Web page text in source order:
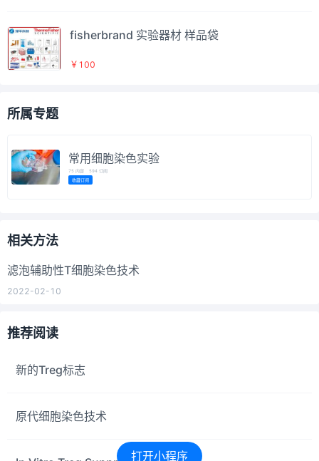
fisherbrand 实验器材 样品袋
￥100
所属专题
常用细胞染色实验
75 内容 594 订阅
收藏订阅
相关方法
滤泡辅助性T细胞染色技术
2022-02-10
推荐阅读
新的Treg标志
原代细胞染色技术
打开小程序